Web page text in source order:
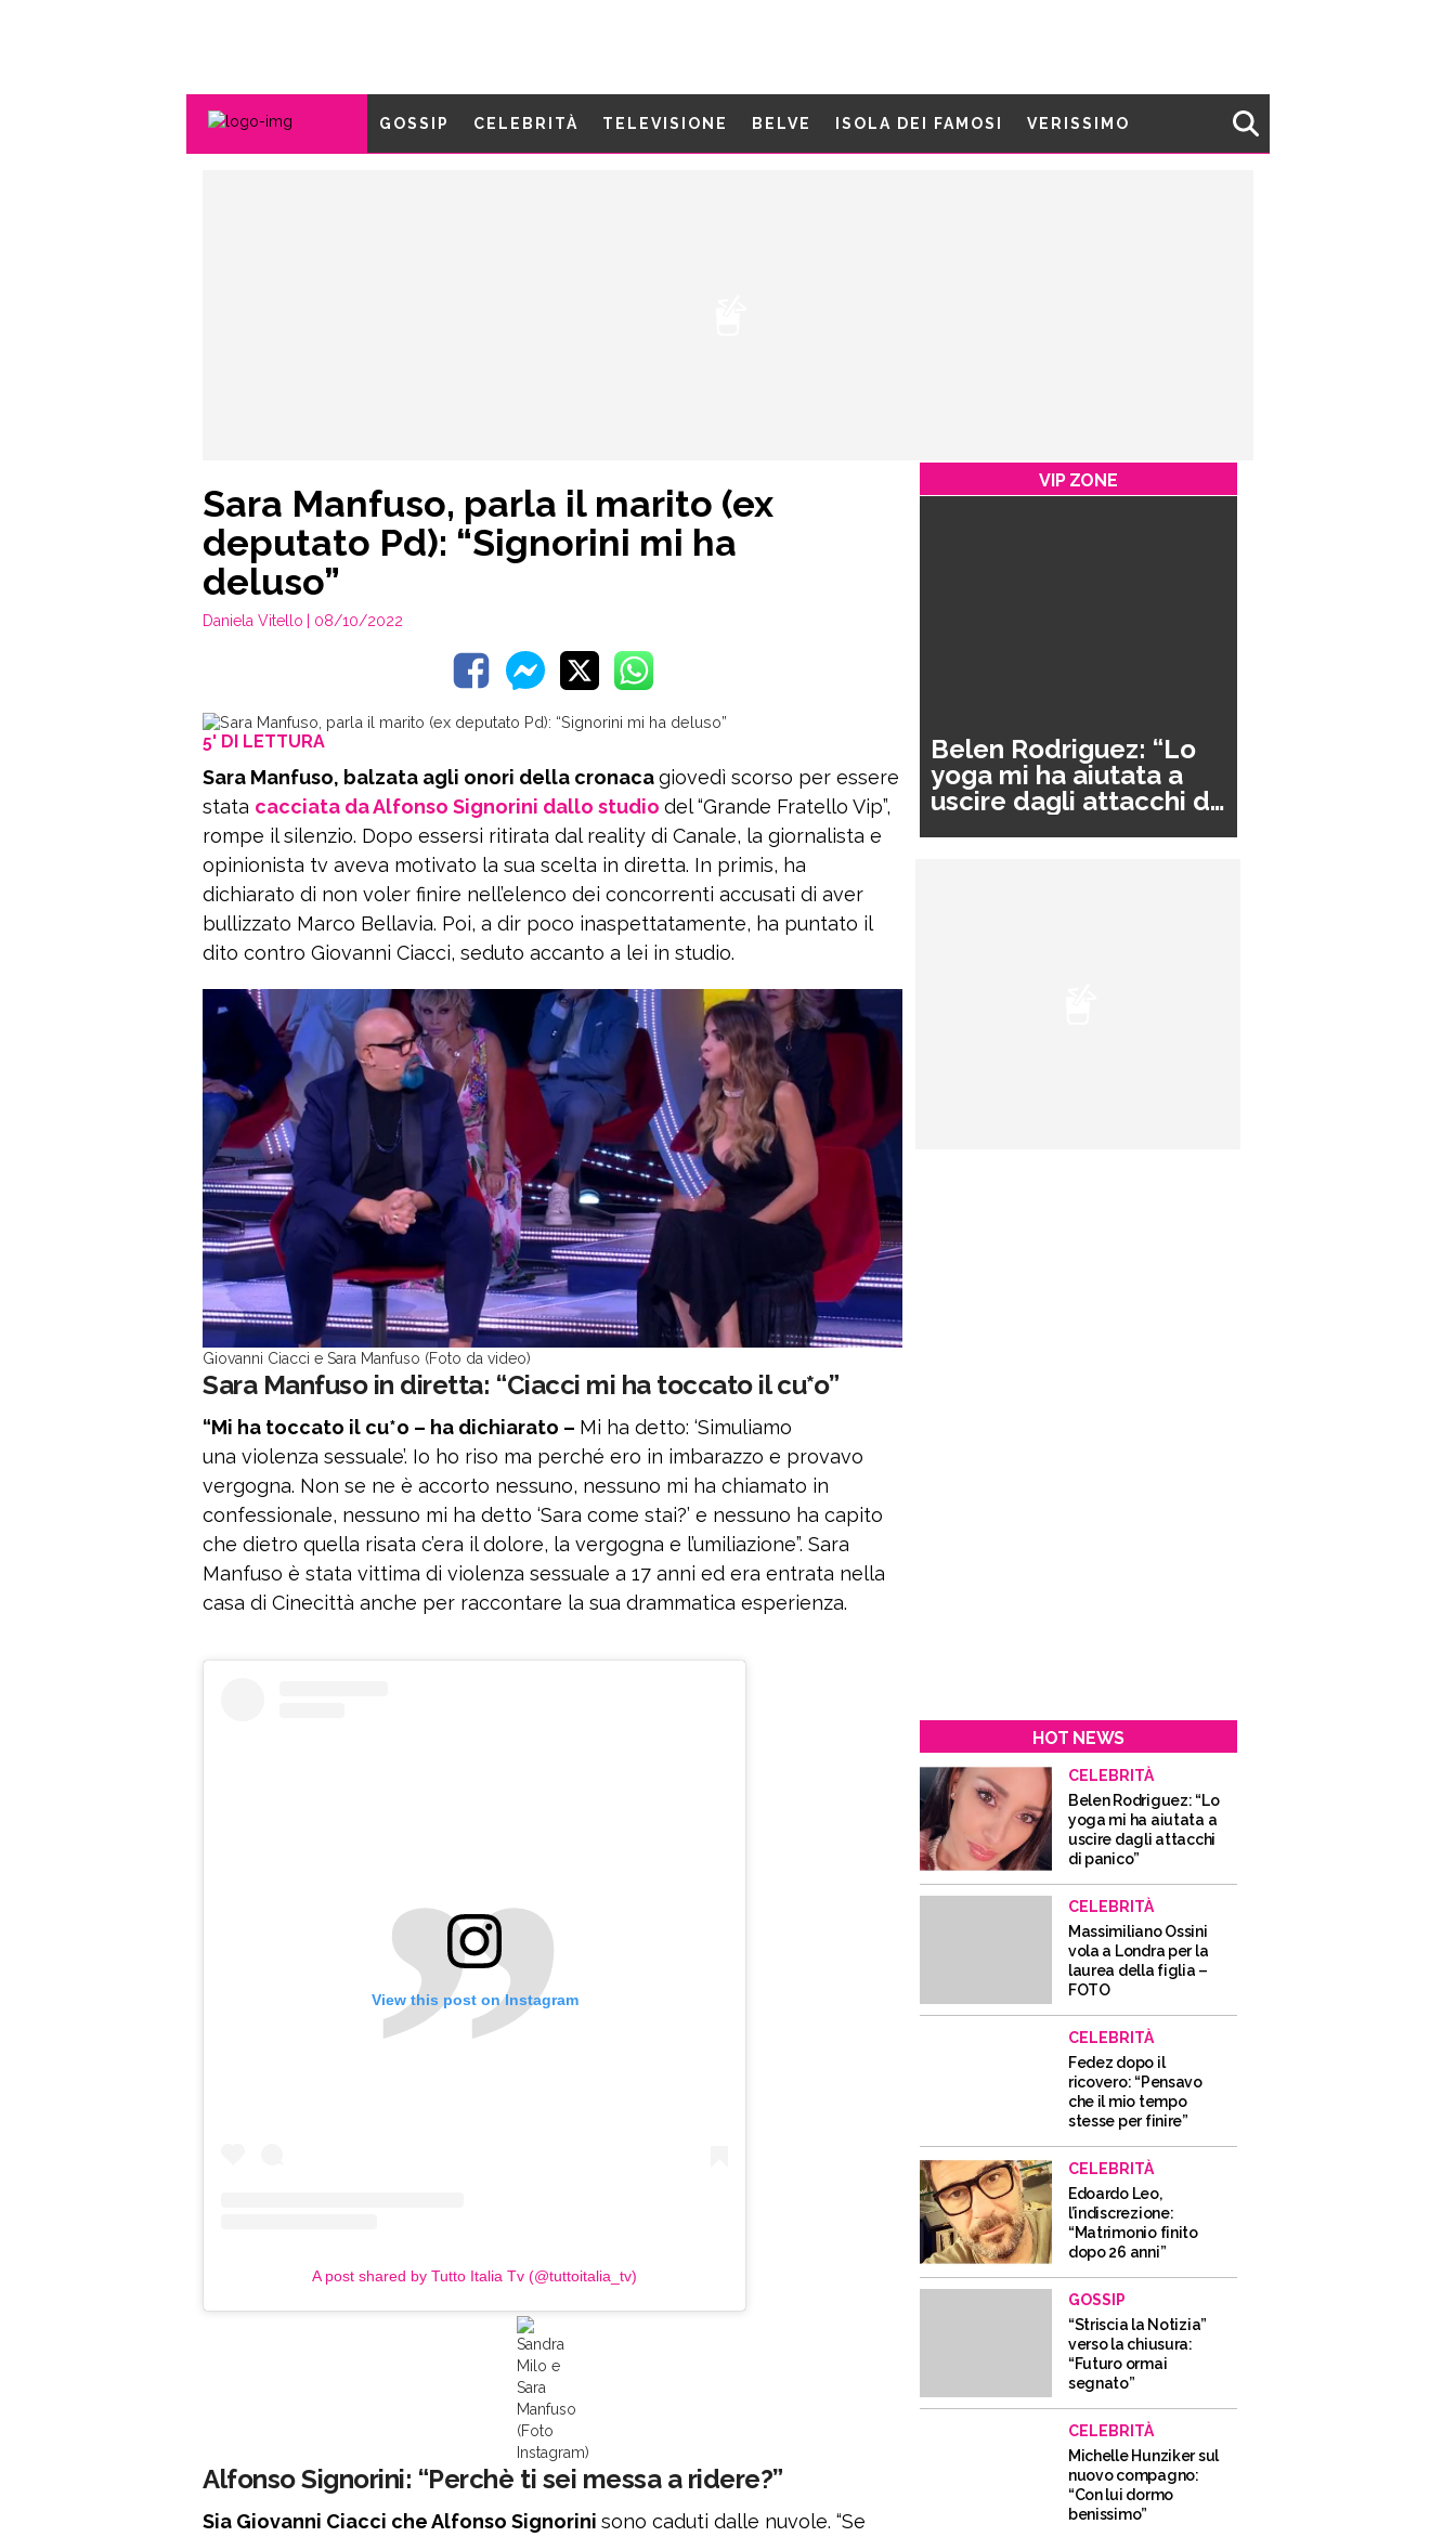
GOSSIP CELEBRITÀ TELEVISIONE BELVE ISOLA DEI FAMOSI VERISSIMO
Sara Manfuso, parla il marito (ex
deputato Pd): “Signorini mi ha
deluso”
Daniela Vitello | 08/10/2022
5' DI LETTURA
Sara Manfuso, balzata agli onori della cronacagiovedì scorso per essere
stata cacciata da Alfonso Signorini dallo studio del “Grande Fratello Vip”,
rompe il silenzio. Dopo essersi ritirata dal reality di Canale, la giornalista e
opinionista tv aveva motivato la sua scelta in diretta. In primis, ha
dichiarato di non voler finire nell’elenco dei concorrenti accusati di aver
bullizzato Marco Bellavia. Poi, a dir poco inaspettatamente, ha puntato il
dito contro Giovanni Ciacci, seduto accanto a lei in studio.
Giovanni Ciacci e Sara Manfuso (Foto da video)
Sara Manfuso in diretta: “Ciacci mi ha toccato il cu*o”
“Mi ha toccato il cu*o – ha dichiarato – Mi ha detto: ‘Simuliamo
una violenza sessuale’. Io ho riso ma perché ero in imbarazzo e provavo
vergogna. Non se ne è accorto nessuno, nessuno mi ha chiamato in
confessionale, nessuno mi ha detto ‘Sara come stai?’ e nessuno ha capito
che dietro quella risata c’era il dolore, la vergogna e l’umiliazione”. Sara
Manfuso è stata vittima di violenza sessuale a 17 anni ed era entrata nella
casa di Cinecittà anche per raccontare la sua drammatica esperienza.
View this post on Instagram
A post shared by Tutto Italia Tv (@tuttoitalia_tv)
Sandra
Milo e
Sara
Manfuso
(Foto
Instagram)
Alfonso Signorini: “Perchè ti sei messa a ridere?”
Sia Giovanni Ciacci che Alfonso Signorini sono caduti dalle nuvole. “Se
VIP ZONE
Belen Rodriguez: “Lo
yoga mi ha aiutata a
uscire dagli attacchi di
HOT NEWS
CELEBRITÀ
Belen Rodriguez: “Lo
yoga mi ha aiutata a
uscire dagli attacchi
di panico”
CELEBRITÀ
Massimiliano Ossini
vola a Londra per la
laurea della figlia –
FOTO
CELEBRITÀ
Fedez dopo il
ricovero: “Pensavo
che il mio tempo
stesse per finire”
CELEBRITÀ
Edoardo Leo,
l’indiscrezione:
“Matrimonio finito
dopo 26 anni”
GOSSIP
“Striscia la Notizia”
verso la chiusura:
“Futuro ormai
segnato”
CELEBRITÀ
Michelle Hunziker sul
nuovo compagno:
“Con lui dormo
benissimo”